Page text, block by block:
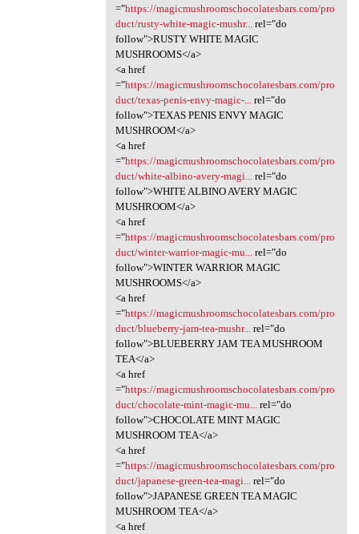
="https://magicmushroomschocolatesbars.com/pro
duct/rusty-white-magic-mushr...
rel="do
follow">RUSTY WHITE MAGIC
MUSHROOMS</a>
<a href
="https://magicmushroomschocolatesbars.com/pro
duct/texas-penis-envy-magic-...
rel="do
follow">TEXAS PENIS ENVY MAGIC
MUSHROOM</a>
<a href
="https://magicmushroomschocolatesbars.com/pro
duct/white-albino-avery-magi...
rel="do
follow">WHITE ALBINO AVERY MAGIC
MUSHROOM</a>
<a href
="https://magicmushroomschocolatesbars.com/pro
duct/winter-warrior-magic-mu...
rel="do
follow">WINTER WARRIOR MAGIC
MUSHROOMS</a>
<a href
="https://magicmushroomschocolatesbars.com/pro
duct/blueberry-jam-tea-mushr...
rel="do
follow">BLUEBERRY JAM TEA MUSHROOM
TEA</a>
<a href
="https://magicmushroomschocolatesbars.com/pro
duct/chocolate-mint-magic-mu...
rel="do
follow">CHOCOLATE MINT MAGIC
MUSHROOM TEA</a>
<a href
="https://magicmushroomschocolatesbars.com/pro
duct/japanese-green-tea-magi...
rel="do
follow">JAPANESE GREEN TEA MAGIC
MUSHROOM TEA</a>
<a href